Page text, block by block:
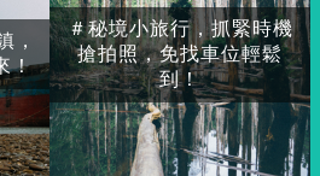
，
！
＃秘境小旅行，抓緊時機
搶拍照，免找車位輕鬆
到！